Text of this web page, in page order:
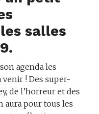
salles
agenda les
venir ! Des super-
de l’horreur et des
aura pour tous les